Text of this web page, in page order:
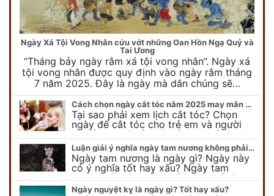
Ngày Xá Tội Vong Nhân cứu vớt những Oan Hồn Ngạ Quỷ và
Tai Ương
“Tháng bảy ngày rằm xá tội vong nhân”. Ngày xá
tội vong nhân được quy định vào ngày rằm tháng
7 năm 2025. Đây là ngày mà dân chúng sẽ…
Cách chọn ngày cắt tóc năm 2025 may mắn cho cả trẻ em và người lớn
Tại sao phải xem lịch cắt tóc? Chọn
ngày để cắt tóc cho trẻ em và người
lớn cần lưu ý điều gì để gặp nhiều may
mắn ? Khi…
Luận giải ý nghĩa ngày tam nương không phải ai cũng biết
Ngày tam nương là ngày gì? Ngày này
có ý nghĩa tốt hay xấu? Ngày tam
nương sát có nguồn gốc như thế nào?
Cần kiêng kỵ điều gì khi…
Ngày nguyệt kỵ là ngày gì? Tốt hay xấu?